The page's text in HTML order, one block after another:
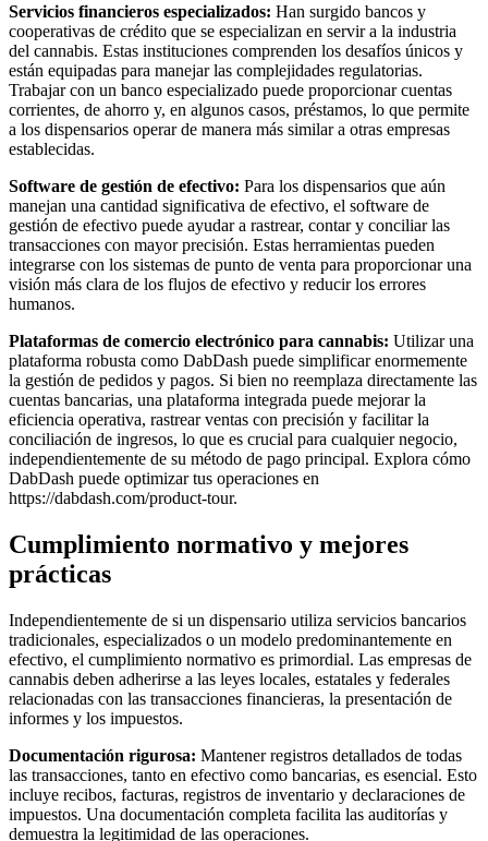
Servicios financieros especializados: Han surgido bancos y
cooperativas de crédito que se especializan en servir a la industria
del cannabis. Estas instituciones comprenden los desafíos únicos y
están equipadas para manejar las complejidades regulatorias.
Trabajar con un banco especializado puede proporcionar cuentas
corrientes, de ahorro y, en algunos casos, préstamos, lo que permite
a los dispensarios operar de manera más similar a otras empresas
establecidas.
Software de gestión de efectivo: Para los dispensarios que aún
manejan una cantidad significativa de efectivo, el software de
gestión de efectivo puede ayudar a rastrear, contar y conciliar las
transacciones con mayor precisión. Estas herramientas pueden
integrarse con los sistemas de punto de venta para proporcionar una
visión más clara de los flujos de efectivo y reducir los errores
humanos.
Plataformas de comercio electrónico para cannabis: Utilizar una
plataforma robusta como DabDash puede simplificar enormemente
la gestión de pedidos y pagos. Si bien no reemplaza directamente las
cuentas bancarias, una plataforma integrada puede mejorar la
eficiencia operativa, rastrear ventas con precisión y facilitar la
conciliación de ingresos, lo que es crucial para cualquier negocio,
independientemente de su método de pago principal. Explora cómo
DabDash puede optimizar tus operaciones en
https://dabdash.com/product-tour.
Cumplimiento normativo y mejores
prácticas
Independientemente de si un dispensario utiliza servicios bancarios
tradicionales, especializados o un modelo predominantemente en
efectivo, el cumplimiento normativo es primordial. Las empresas de
cannabis deben adherirse a las leyes locales, estatales y federales
relacionadas con las transacciones financieras, la presentación de
informes y los impuestos.
Documentación rigurosa: Mantener registros detallados de todas
las transacciones, tanto en efectivo como bancarias, es esencial. Esto
incluye recibos, facturas, registros de inventario y declaraciones de
impuestos. Una documentación completa facilita las auditorías y
demuestra la legitimidad de las operaciones.